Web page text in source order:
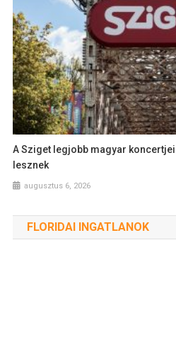
A Sziget legjobb magyar
lesznek
augusztus 6, 2026
FLORIDAI INGATLANOK